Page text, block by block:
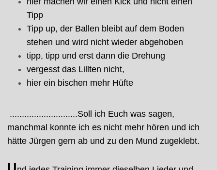
Tipp
Tipp up, der Ballen bleibt auf dem Boden
stehen und wird nicht wieder abgehoben
tipp, tipp und erst dann die Drehung
vergesst das Lillten nicht,
hier ein bischen mehr Hüfte
............................Soll ich Euch was sagen,
manchmal konnte ich es nicht mehr hören und ich
hätte Jürgen gern ab und zu den Mund zugeklebt.